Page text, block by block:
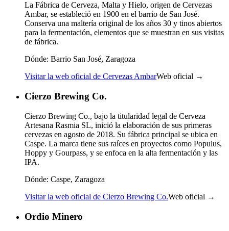
La Fábrica de Cerveza, Malta y Hielo, origen de Cervezas
Ambar, se estableció en 1900 en el barrio de San José.
Conserva una maltería original de los años 30 y tinos abiertos
para la fermentación, elementos que se muestran en sus visitas
de fábrica.
Dónde: Barrio San José, Zaragoza
Visitar la web oficial de Cervezas AmbarWeb oficial →
Cierzo Brewing Co.
Cierzo Brewing Co., bajo la titularidad legal de Cerveza
Artesana Rasmia SL, inició la elaboración de sus primeras
cervezas en agosto de 2018. Su fábrica principal se ubica en
Caspe. La marca tiene sus raíces en proyectos como Populus,
Hoppy y Gourpass, y se enfoca en la alta fermentación y las
IPA.
Dónde: Caspe, Zaragoza
Visitar la web oficial de Cierzo Brewing Co.Web oficial →
Ordio Minero